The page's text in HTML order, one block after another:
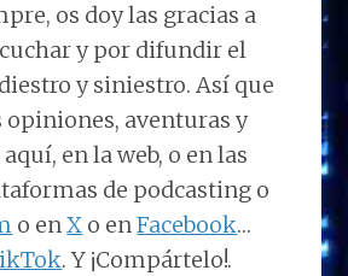
os doy las gracias a
y por difundir el
y siniestro. Así que
opiniones, aventuras y
en la web, o en las
de podcasting o
o enX o enFacebook…
. Y ¡Compártelo!.